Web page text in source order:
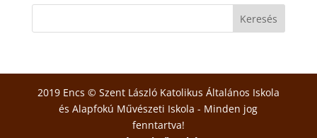
2019 Encs © Szent László Katolikus Általános Iskola
és Alapfokú Művészeti Iskola - Minden jog
fenntartva!